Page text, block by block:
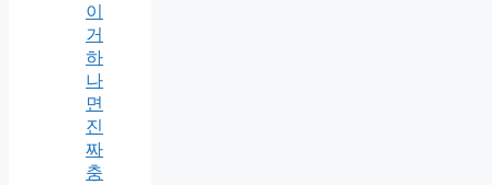
이
거
하
나
면
진
짜
충